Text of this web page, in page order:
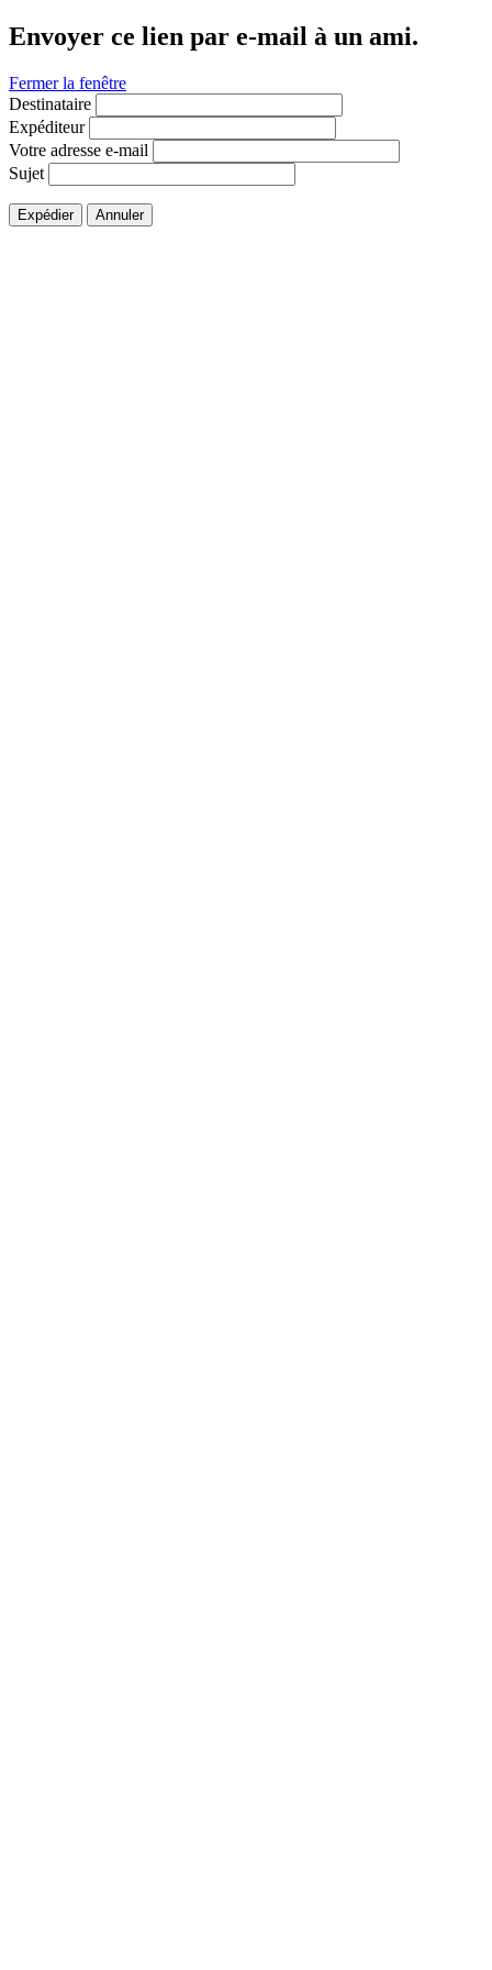
Envoyer ce lien par e-mail à un ami.
Fermer la fenêtre
Destinataire
Expéditeur
Votre adresse e-mail
Sujet
Expédier Annuler